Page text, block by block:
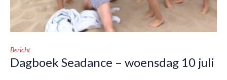
Bericht
Dagboek Seadance – woensdag 10 juli